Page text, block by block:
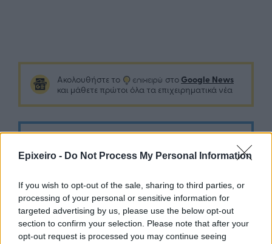
Epixeiro - Do Not Process My Personal Information
If you wish to opt-out of the sale, sharing to third parties, or
processing of your personal or sensitive information for
targeted advertising by us, please use the below opt-out
section to confirm your selection. Please note that after your
opt-out request is processed you may continue seeing
Ακολουθήστε το στο Google News
και μάθετε πρώτοι όλα τα επιχειρηματικά νέα
Σχολιάστε